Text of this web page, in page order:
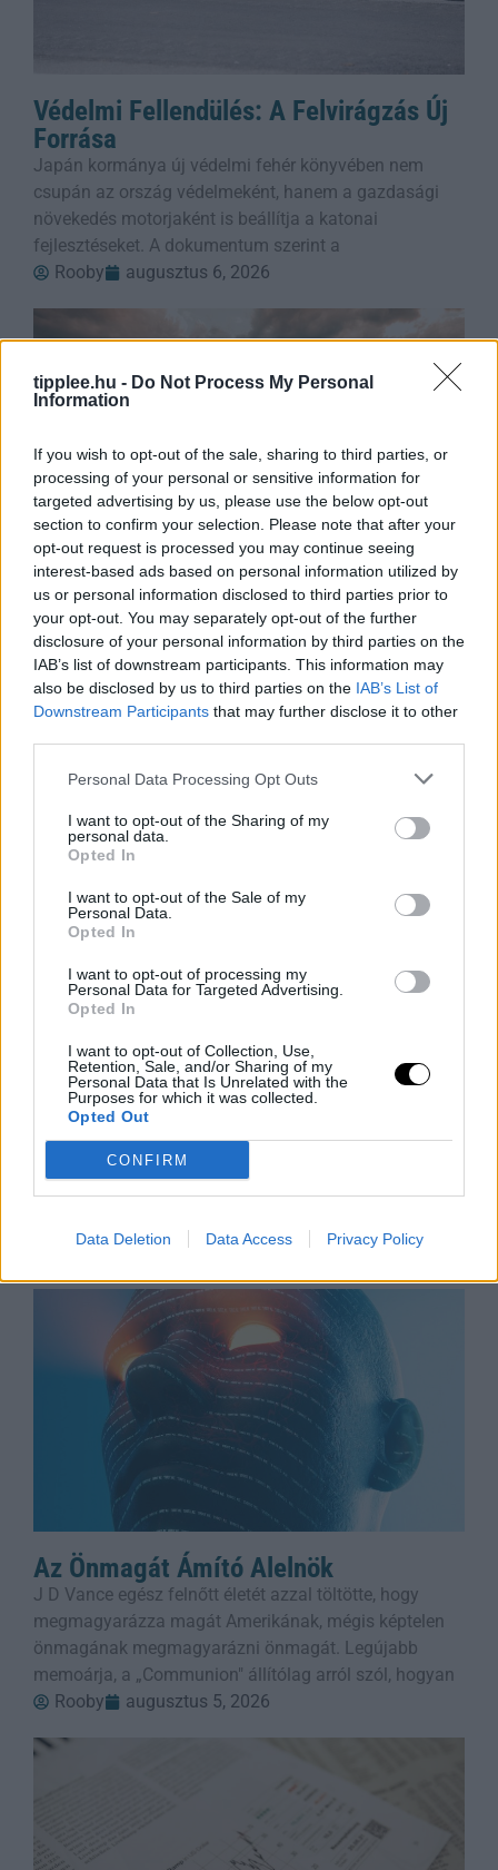
tipplee.hu - Do Not Process My Personal
Information
If you wish to opt-out of the sale, sharing to third parties, or
processing of your personal or sensitive information for
targeted advertising by us, please use the below opt-out
section to confirm your selection. Please note that after your
opt-out request is processed you may continue seeing
interest-based ads based on personal information utilized by
us or personal information disclosed to third parties prior to
your opt-out. You may separately opt-out of the further
disclosure of your personal information by third parties on the
IAB’s list of downstream participants. This information may
also be disclosed by us to third parties on the IAB’s List of
Downstream Participants that may further disclose it to other
Personal Data Processing Opt Outs
I want to opt-out of the Sharing of my
personal data.
Opted In
I want to opt-out of the Sale of my
Personal Data.
Opted In
I want to opt-out of processing my
Personal Data for Targeted Advertising.
Opted In
I want to opt-out of Collection, Use,
Retention, Sale, and/or Sharing of my
Personal Data that Is Unrelated with the
Purposes for which it was collected.
Opted Out
CONFIRM
Data Deletion Data Access Privacy Policy
Védelmi Fellendülés: A Felvirágzás Új
Forrása
Japán kormánya új védelmi fehér könyvében nem
csupán az ország védelmeként, hanem a gazdasági
növekedés motorjaként is beállítja a katonai
fejlesztéseket. A dokumentum szerint a
Rooby
augusztus 6, 2026
Duna Rekord Alacsony Vízszintje:
Bénul a Paksi Atomerőmű
A Duna vízszintje rekordalacsony szintre süllyedt
Európa szárazsága miatt, ami miatt Magyarország
kénytelen volt leállítani egyetlen atomerőművét, a
Paksi Atomerőművet. A szovjet korszakból származó
reaktorok
Rooby
augusztus 5, 2026
Aszály és hőség: bezárják a
pisztrángvizeket
LIVINGSTON, Mont. (AP) – A hőség miatt rekordmagas
vízhőmérséklet veszélyezteti a pisztrángállományt,
ezért az Egyesült Államok nyugati államaiban délutáni
horgászati tilalmakat vezettek be. A klímaváltozás
augusztus 5, 2026
Az Önmagát Ámító Alelnök
J D Vance egész felnőtt életét azzal töltötte, hogy
megmagyarázza magát Amerikának, mégis képtelen
önmagának megmagyarázni önmagát. Legújabb
memoárja, a „Communion" állítólag arról szól, hogyan
Rooby
augusztus 5, 2026